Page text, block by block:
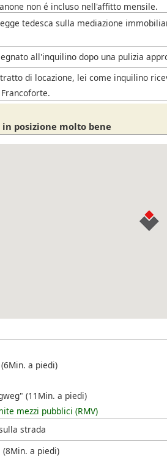
non é incluso nell'affitto mensile.
tedesca sulla mediazione
all'inquilino dopo una pulizia
di locazione, lei come inquilino
posizione molto bene
a piedi)
(11Min. a piedi)
mezzi pubblici (RMV)
strada
(8Min. a piedi)